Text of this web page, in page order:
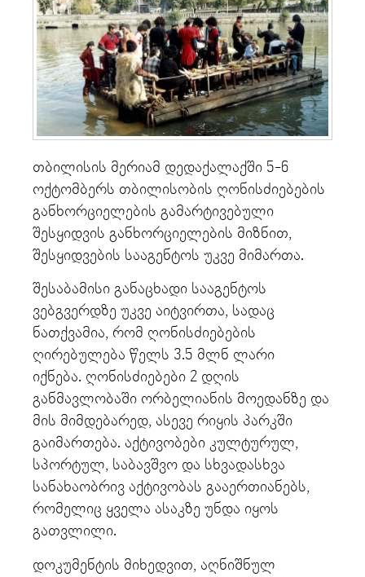
თბილისის მერიამ დედაქალაქში 5-6
ოქტომბერს თბილისობის ღონისძიებების
განხორციელების გამარტივებული
შესყიდვის განხორციელების მიზნით,
შესყიდვების სააგენტოს უკვე მიმართა.
შესაბამისი განაცხადი სააგენტოს
ვებგვერდზე უკვე აიტვირთა, სადაც
ნათქვამია, რომ ღონისძიებების
ღირებულება წელს 3.5 მლნ ლარი
იქნება. ღონისძიებები 2 დღის
განმავლობაში ორბელიანის მოედანზე და
მის მიმდებარედ, ასევე რიყის პარკში
გაიმართება. აქტივობები კულტურულ,
სპორტულ, საბავშვო და სხვადასხვა
სანახაობრივ აქტივობას გააერთიანებს,
რომელიც ყველა ასაკზე უნდა იყოს
გათვლილი.
დოკუმენტის მიხედვით, აღნიშნულ